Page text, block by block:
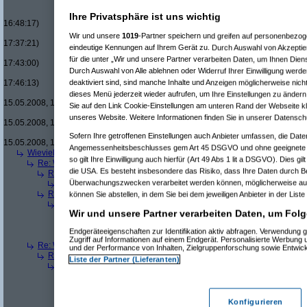
Re(17): Men in Black um
16:48:17)
Re(18): Men in Black
17:37:21)
Re(19): Men in Black
17:43:00)
Re(20): Men in
17:46:13)
Re(21): Men in
15.05.2008, 17:49:46)
Re(22): Men
15.05.2008, 18:07:18)
Re(23):
15.05.2008, 18:13:17)
Wieviele blus/hd-dvds habt ihr schon?(bröslam 15.05.2008, 18:06:08)
Re: Wieviele blus/hd-dvds habt ihr schon?( ducducam 15.05.2008,
Re(2): Wieviele blus/hd-dvds habt ihr schon?( brösl am 15.05.2008,
Re(3): Wieviele blus/hd-dvds habt ihr schon?(ducducam
Re(2): Wieviele blus/hd-dvds habt ihr schon?(hackenbush am
Re(4): Wieviele blus/hd-dvds habt ihr schon? (hackenbusham
Re(6): Wieviele blus/hd-dvds habt ihr schon?(
Re: Wieviele blus/hd-dvds habt ihr schon?("without"am 15.05.2008,
Re(2): Wieviele blus/hd-dvds habt ihr schon?
Re(3): Wieviele blus/hd-dvds habt ihr schon?
Re(5): Wieviele blus/hd-dvds habt ihr schon?("without"am
Re(6): Wieviele blus/hd-dvds habt ihr schon?
ducduc
Ihre Privatsphäre ist uns wichtig
Wir und unsere 1019-Partner speichern und greifen auf
eindeutige Kennungen auf Ihrem Gerät zu. Durch Auswahl von
für die unter „Wir und unsere Partner verarbeiten Daten, um Ihnen
Durch Auswahl von Alle ablehnen oder Widerruf Ihrer Einwilligung
deaktiviert sind, sind manche Inhalte und Anzeigen möglicherweise
dieses Menü jederzeit wieder aufrufen, um Ihre Einstellungen zu
Sie auf den Link Cookie-Einstellungen am unteren Rand der Webseite
unseres Website. Weitere Informationen finden Sie in unserer
Sofern Ihre getroffenen Einstellungen auch Anbieter umfassen, die
Angemessenheitsbeschlusses gem Art 45 DSGVO und ohne
so gilt Ihre Einwilligung auch hierfür (Art 49 Abs 1 lit a DSGVO). Dies
die USA. Es besteht insbesondere das Risiko, dass Ihre Daten durch
Überwachungszwecken verarbeitet werden können, möglicherweise
können Sie abstellen, in dem Sie bei dem jeweiligen Anbieter in der
Wir und unsere Partner verarbeiten Daten, um
Endgeräteeigenschaften zur Identifikation aktiv abfragen. Verwendung
Zugriff auf Informationen auf einem Endgerät. Personalisierte Werbung
und der Performance von Inhalten, Zielgruppenforschung sowie
Liste der Partner (Lieferanten)
Konfigurieren